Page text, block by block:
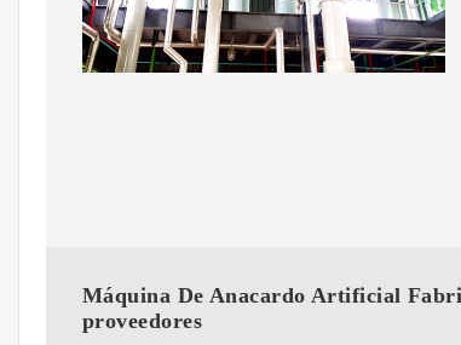
Máquina De Anacardo Artificial
proveedores